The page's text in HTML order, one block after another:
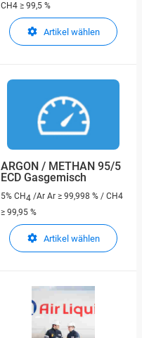
CH4 ≥ 99,5 %
Artikel wählen
ARGON / METHAN 95/5
ECD Gasgemisch
5% CH4 /Ar Ar ≥ 99,998 % / CH4
≥ 99,95 %
Artikel wählen